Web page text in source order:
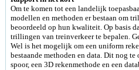
Om te komen tot een landelijk
modellen en methoden er bestaan om
beoordeeld op hun kwaliteit. Op basis
trillingen van treinverkeer te bepalen.
Wel is het mogelijk om een uniform
bestaande methoden en data. Dit nog
spoor, een 3D rekenmethode en een